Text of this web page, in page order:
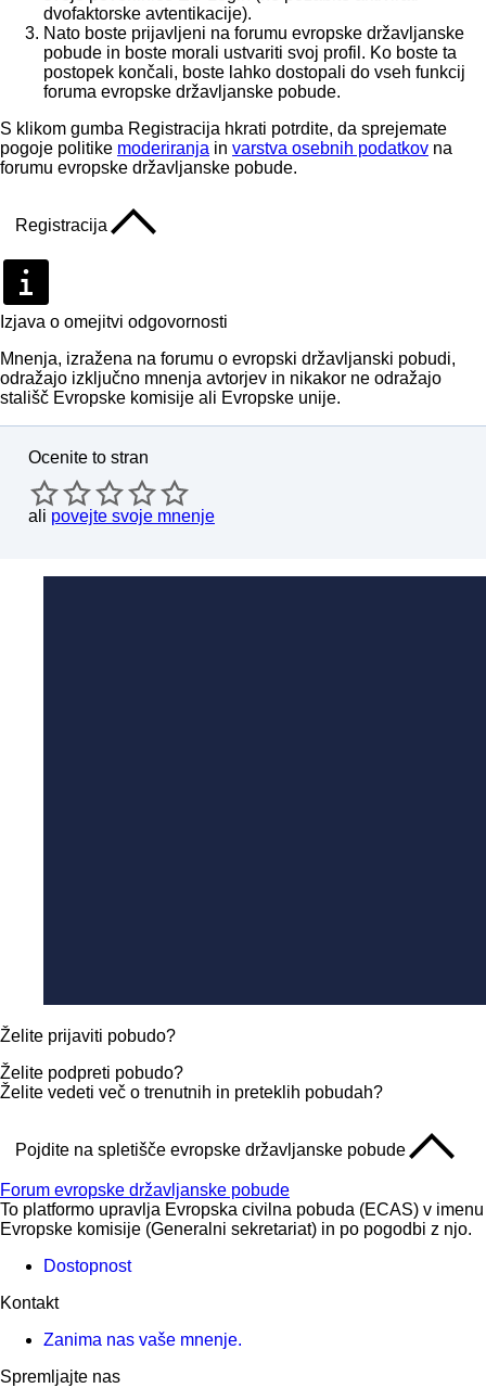
dvofaktorske avtentikacije).
Nato boste prijavljeni na forumu evropske državljanske
pobude in boste morali ustvariti svoj profil. Ko boste ta
postopek končali, boste lahko dostopali do vseh funkcij
foruma evropske državljanske pobude.
S klikom gumba Registracija hkrati potrdite, da sprejemate
pogoje politike moderiranja in varstva osebnih podatkov na
forumu evropske državljanske pobude.
Registracija
Izjava o omejitvi odgovornosti
Mnenja, izražena na forumu o evropski državljanski pobudi,
odražajo izključno mnenja avtorjev in nikakor ne odražajo
stališč Evropske komisije ali Evropske unije.
Ocenite to stran
ali povejte svoje mnenje
Želite prijaviti pobudo?
Želite podpreti pobudo?
Želite vedeti več o trenutnih in preteklih pobudah?
Pojdite na spletišče evropske državljanske pobude
Forum evropske državljanske pobude
To platformo upravlja Evropska civilna pobuda (ECAS) v imenu
Evropske komisije (Generalni sekretariat) in po pogodbi z njo.
Dostopnost
Kontakt
Zanima nas vaše mnenje.
Spremljajte nas